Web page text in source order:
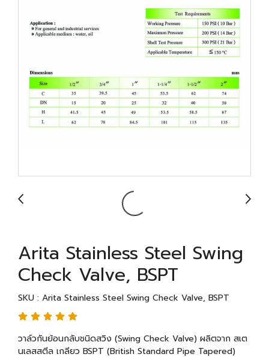
Arita Stainless Steel Swing
Check Valve, BSPT
SKU : Arita Stainless Steel Swing Check Valve, BSPT
วาล์วกันย้อนกลับชนิดสวิง (Swing Check Valve) ผลิตจาก สเต
นเลสสตีล เกลียว BSPT (British Standard Pipe Tapered)